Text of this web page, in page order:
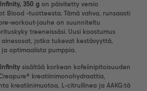
350 g on päivitetty versio
Blood -tuotteesta. Tämä vahva, runsaasti
workout-jauhe on suunniteltu
treeneissäsi. Uusi koostumus
jotka tukevat kestävyyttä,
optimaalista pumppia.
sisältää korkean kofeiinipitoisuuden
kreatiinimonohydraattia,
kreatiinimuotoa, L-citrullinea ja AAKG:tä